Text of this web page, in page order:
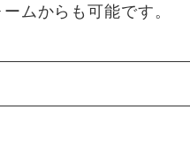
ムからも可能です。